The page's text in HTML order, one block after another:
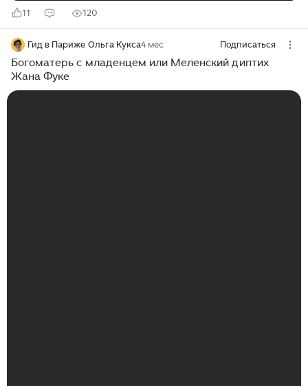
11 120
Гид в Париже Ольга Кукса4 мес Подписаться
Богоматерь с младенцем или Меленский диптих
Жана Фуке